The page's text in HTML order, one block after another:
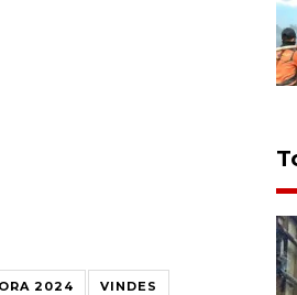
2024 VINDES